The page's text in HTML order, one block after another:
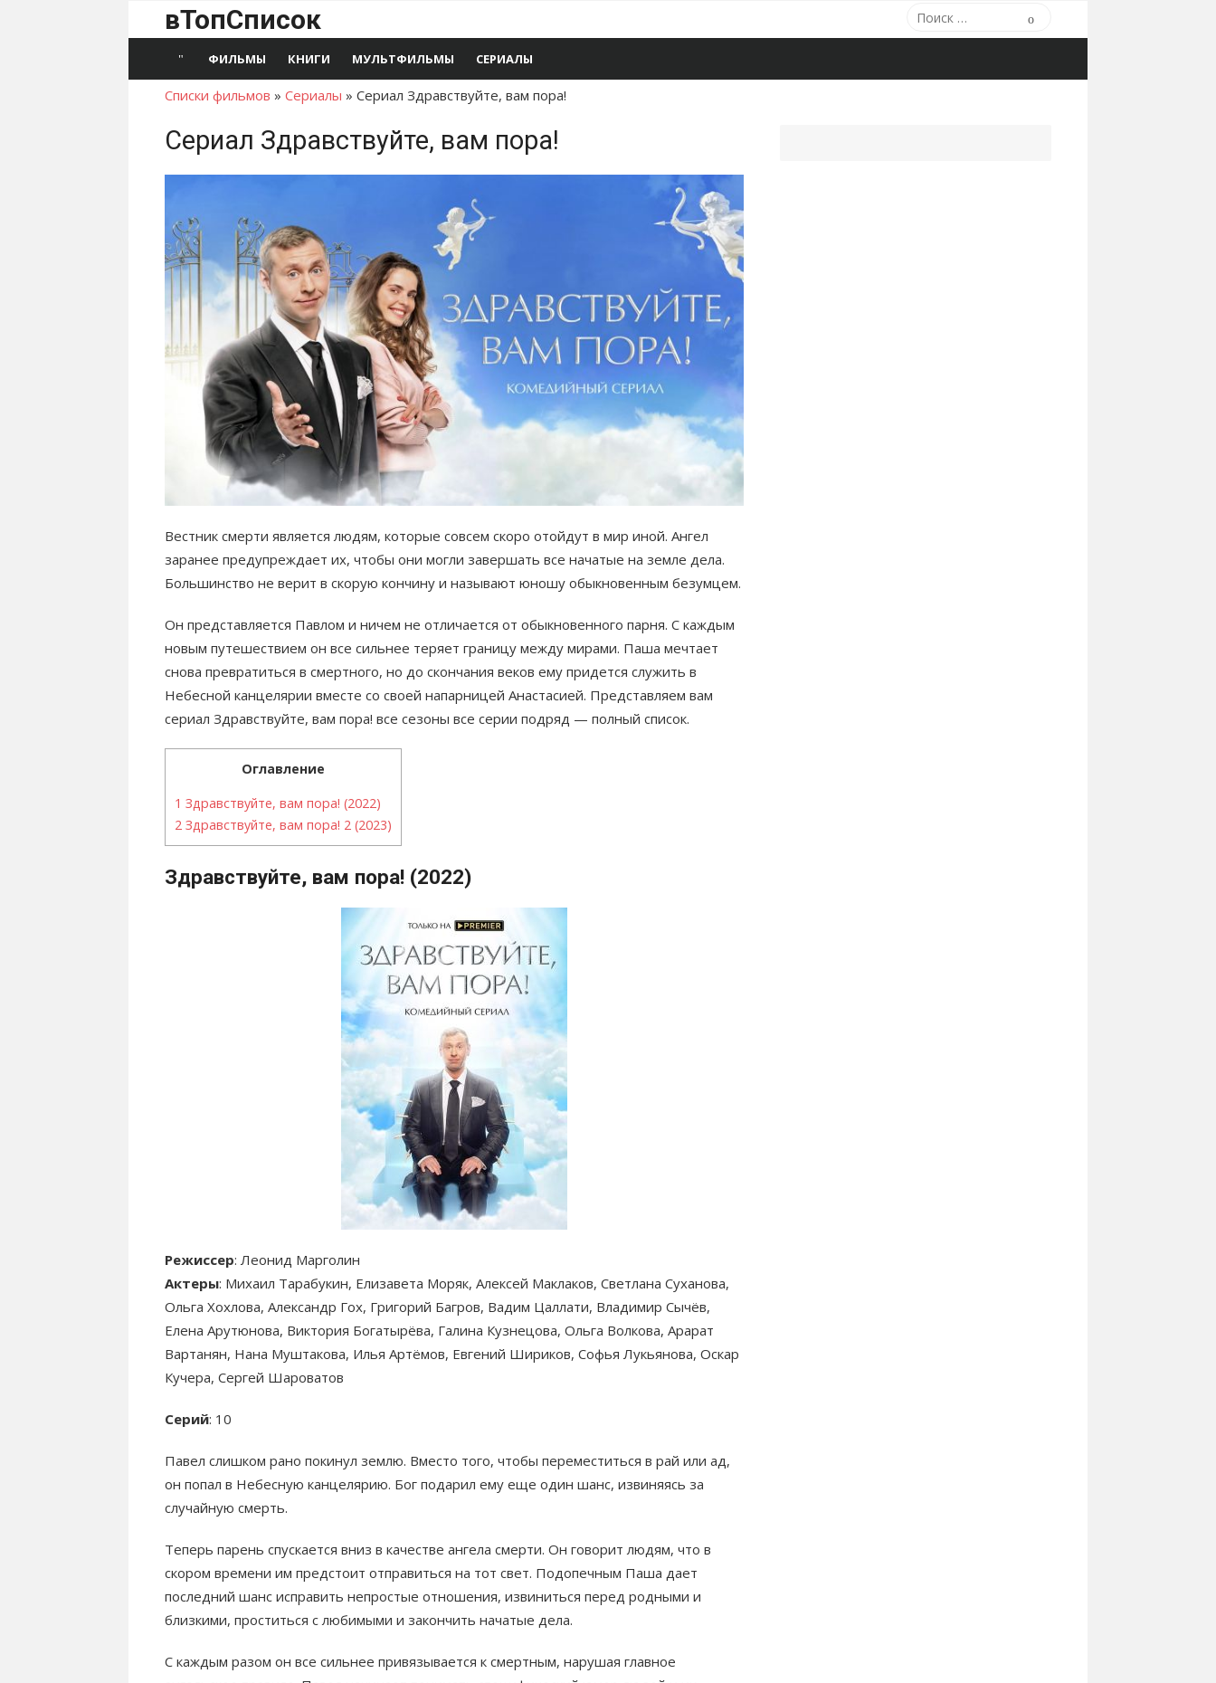
Перейти
к
контенту
вТопСписок Поиск:
ФИЛЬМЫ КНИГИ МУЛЬТФИЛЬМЫ СЕРИАЛЫ
Списки фильмов » Сериалы » Сериал Здравствуйте, вам пора!
Сериал Здравствуйте, вам пора!
Вестник смерти является людям, которые совсем скоро отойдут в мир иной. Ангел
заранее предупреждает их, чтобы они могли завершать все начатые на земле дела.
Большинство не верит в скорую кончину и называют юношу обыкновенным безумцем.
Он представляется Павлом и ничем не отличается от обыкновенного парня. С каждым
новым путешествием он все сильнее теряет границу между мирами. Паша мечтает
снова превратиться в смертного, но до скончания веков ему придется служить в
Небесной канцелярии вместе со своей напарницей Анастасией. Представляем вам
сериал Здравствуйте, вам пора! все сезоны все серии подряд — полный список.
Оглавление
1 Здравствуйте, вам пора! (2022)
2 Здравствуйте, вам пора! 2 (2023)
Здравствуйте, вам пора! (2022)
Режиссер: Леонид Марголин
Актеры: Михаил Тарабукин, Елизавета Моряк, Алексей Маклаков, Светлана Суханова,
Ольга Хохлова, Александр Гох, Григорий Багров, Вадим Цаллати, Владимир Сычёв,
Елена Арутюнова, Виктория Богатырёва, Галина Кузнецова, Ольга Волкова, Арарат
Вартанян, Нана Муштакова, Илья Артёмов, Евгений Шириков, Софья Лукьянова, Оскар
Кучера, Сергей Шароватов
Серий: 10
Павел слишком рано покинул землю. Вместо того, чтобы переместиться в рай или ад,
он попал в Небесную канцелярию. Бог подарил ему еще один шанс, извиняясь за
случайную смерть.
Теперь парень спускается вниз в качестве ангела смерти. Он говорит людям, что в
скором времени им предстоит отправиться на тот свет. Подопечным Паша дает
последний шанс исправить непростые отношения, извиниться перед родными и
близкими, проститься с любимыми и закончить начатые дела.
С каждым разом он все сильнее привязывается к смертным, нарушая главное